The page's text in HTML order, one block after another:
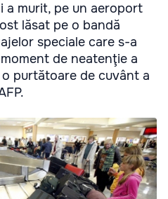
a murit, pe un aeroport
lăsat pe o bandă
speciale care s-a
de neatenţie a
purtătoare de cuvânt a